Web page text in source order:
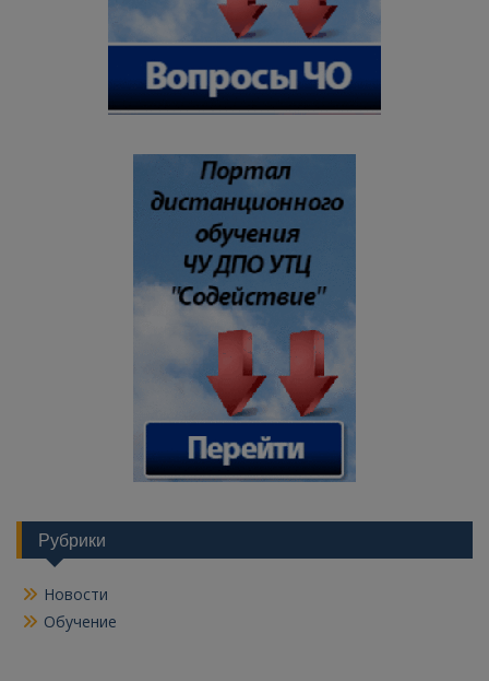
Рубрики
Новости
Обучение